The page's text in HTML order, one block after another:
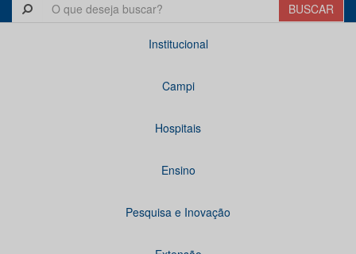
Institucional
Campi
Hospitais
Ensino
Pesquisa e Inovação